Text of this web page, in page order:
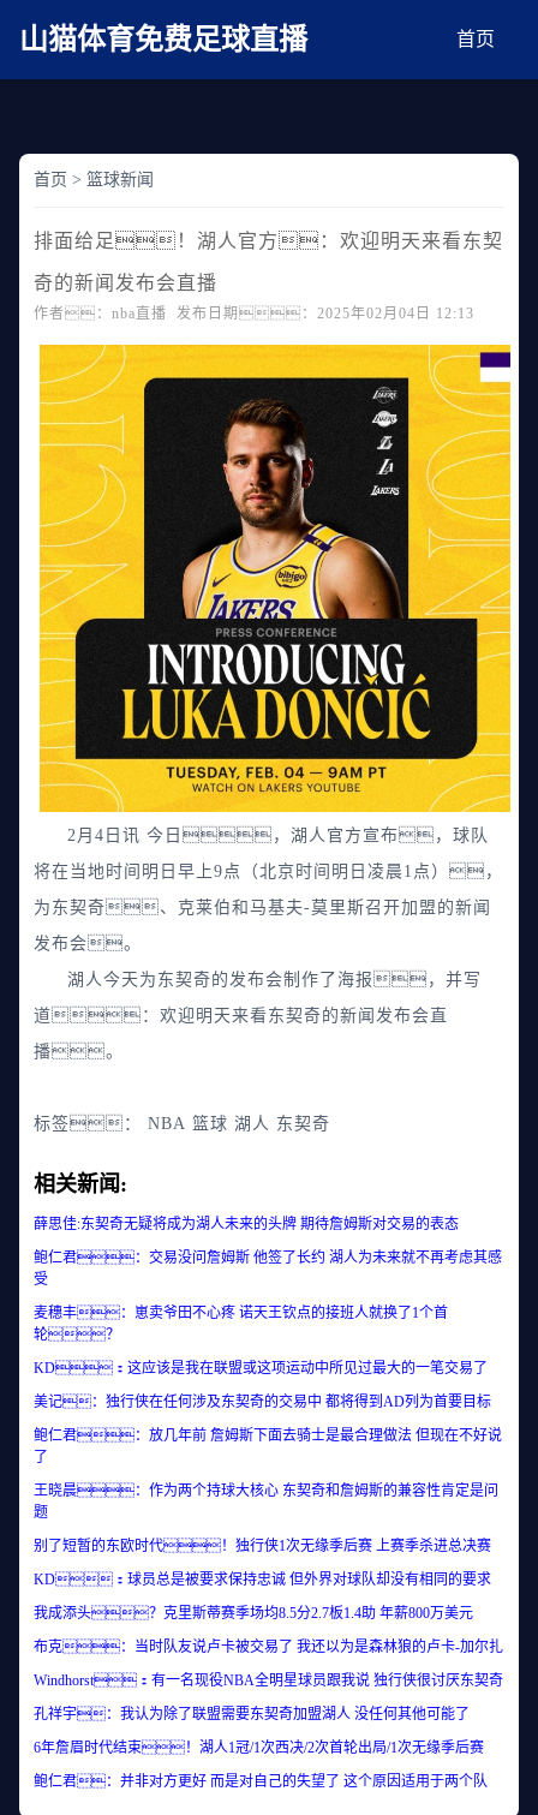
AV在线无码麻豆
山猫体育免费足球直播 首页
首页 > 篮球新闻
排面给足！湖人官方：欢迎明天来看东契
奇的新闻发布会直播
作者：nba直播 发布日期：2025年02月04日 12:13
2月4日讯 今日，湖人官方宣布，球队
将在当地时间明日早上9点（北京时间明日凌晨1点），
为东契奇、克莱伯和马基夫-莫里斯召开加盟的新闻
发布会。
湖人今天为东契奇的发布会制作了海报，并写
道：欢迎明天来看东契奇的新闻发布会直
播。
标签： NBA 篮球 湖人 东契奇
相关新闻:
薛思佳:东契奇无疑将成为湖人未来的头牌 期待詹姆斯对交易的表态
鲍仁君：交易没问詹姆斯 他签了长约 湖人为未来就不再考虑其感
受
麦穗丰：崽卖爷田不心疼 诺天王钦点的接班人就换了1个首
轮？
KD：这应该是我在联盟或这项运动中所见过最大的一笔交易了
美记：独行侠在任何涉及东契奇的交易中 都将得到AD列为首要目标
鲍仁君：放几年前 詹姆斯下面去骑士是最合理做法 但现在不好说
了
王晓晨：作为两个持球大核心 东契奇和詹姆斯的兼容性肯定是问
题
别了短暂的东欧时代！独行侠1次无缘季后赛 上赛季杀进总决赛
KD：球员总是被要求保持忠诚 但外界对球队却没有相同的要求
我成添头？克里斯蒂赛季场均8.5分2.7板1.4助 年薪800万美元
布克：当时队友说卢卡被交易了 我还以为是森林狼的卢卡-加尔扎
Windhorst：有一名现役NBA全明星球员跟我说 独行侠很讨厌东契奇
孔祥宇：我认为除了联盟需要东契奇加盟湖人 没任何其他可能了
6年詹眉时代结束！湖人1冠/1次西决/2次首轮出局/1次无缘季后赛
鲍仁君：并非对方更好 而是对自己的失望了 这个原因适用于两个队